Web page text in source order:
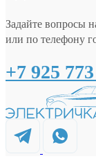
Задайте вопросы
или по телефону
+7 925